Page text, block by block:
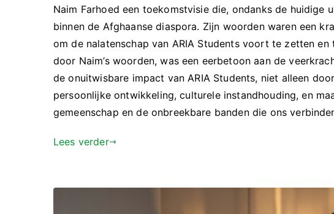
Naim Farhoed een toekomstvisie die, ondanks de
binnen de Afghaanse diaspora. Zijn woorden waren een
om de nalatenschap van ARIA Students voort te zetten
door Naim’s woorden, was een eerbetoon aan de
de onuitwisbare impact van ARIA Students, niet alleen
persoonlijke ontwikkeling, culturele instandhouding, en
gemeenschap en de onbreekbare banden die ons
Lees verder